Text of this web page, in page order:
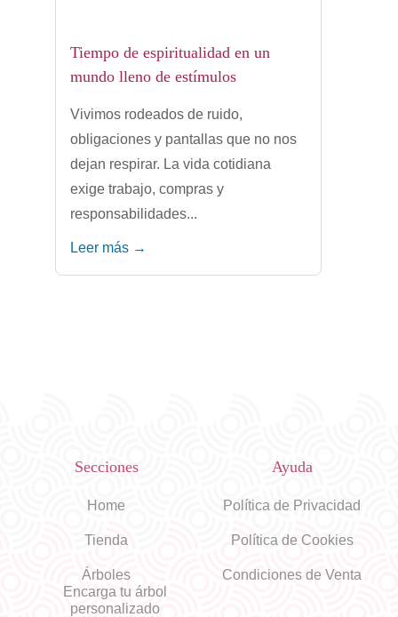
Tiempo de espiritualidad en un
mundo lleno de estímulos
Vivimos rodeados de ruido,
obligaciones y pantallas que no nos
dejan respirar. La vida cotidiana
exige trabajo, compras y
responsabilidades...
Leer más →
Secciones
Home
Tienda
Árboles
Encarga tu árbol
personalizado
Ayuda
Política de Privacidad
Política de Cookies
Condiciones de Venta